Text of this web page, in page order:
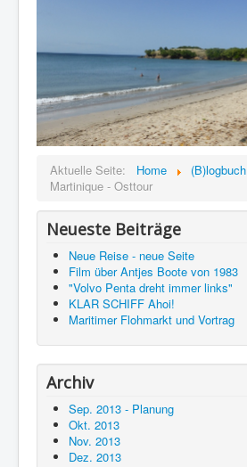
Aktuelle Seite: Home
(B)logbuch
Martinique - Osttour
Neueste Beiträge
Neue Reise - neue Seite
Film über Antjes Boote von 1983
"Volvo Penta dreht immer links"
KLAR SCHIFF Ahoi!
Maritimer Flohmarkt und Vortrag
Archiv
Sep. 2013 - Planung
Okt. 2013
Nov. 2013
Dez. 2013